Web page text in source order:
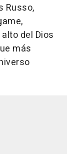
Russo,
del Dios
más